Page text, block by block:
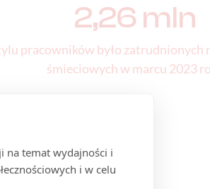
na temat wydajności i
i w celu
2,26 mln
pracowników było zatrudnionych
śmieciowych w marcu 2023